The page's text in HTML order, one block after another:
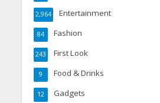
Entertainment
2,964
Fashion
84
First Look
243
Food & Drinks
9
Gadgets
12